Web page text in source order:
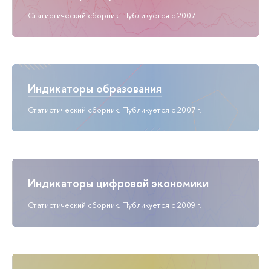
Статистический сборник. Публикуется с 2007 г.
Индикаторы образования
Статистический сборник. Публикуется с 2007 г.
Индикаторы цифровой экономики
Статистический сборник. Публикуется с 2009 г.